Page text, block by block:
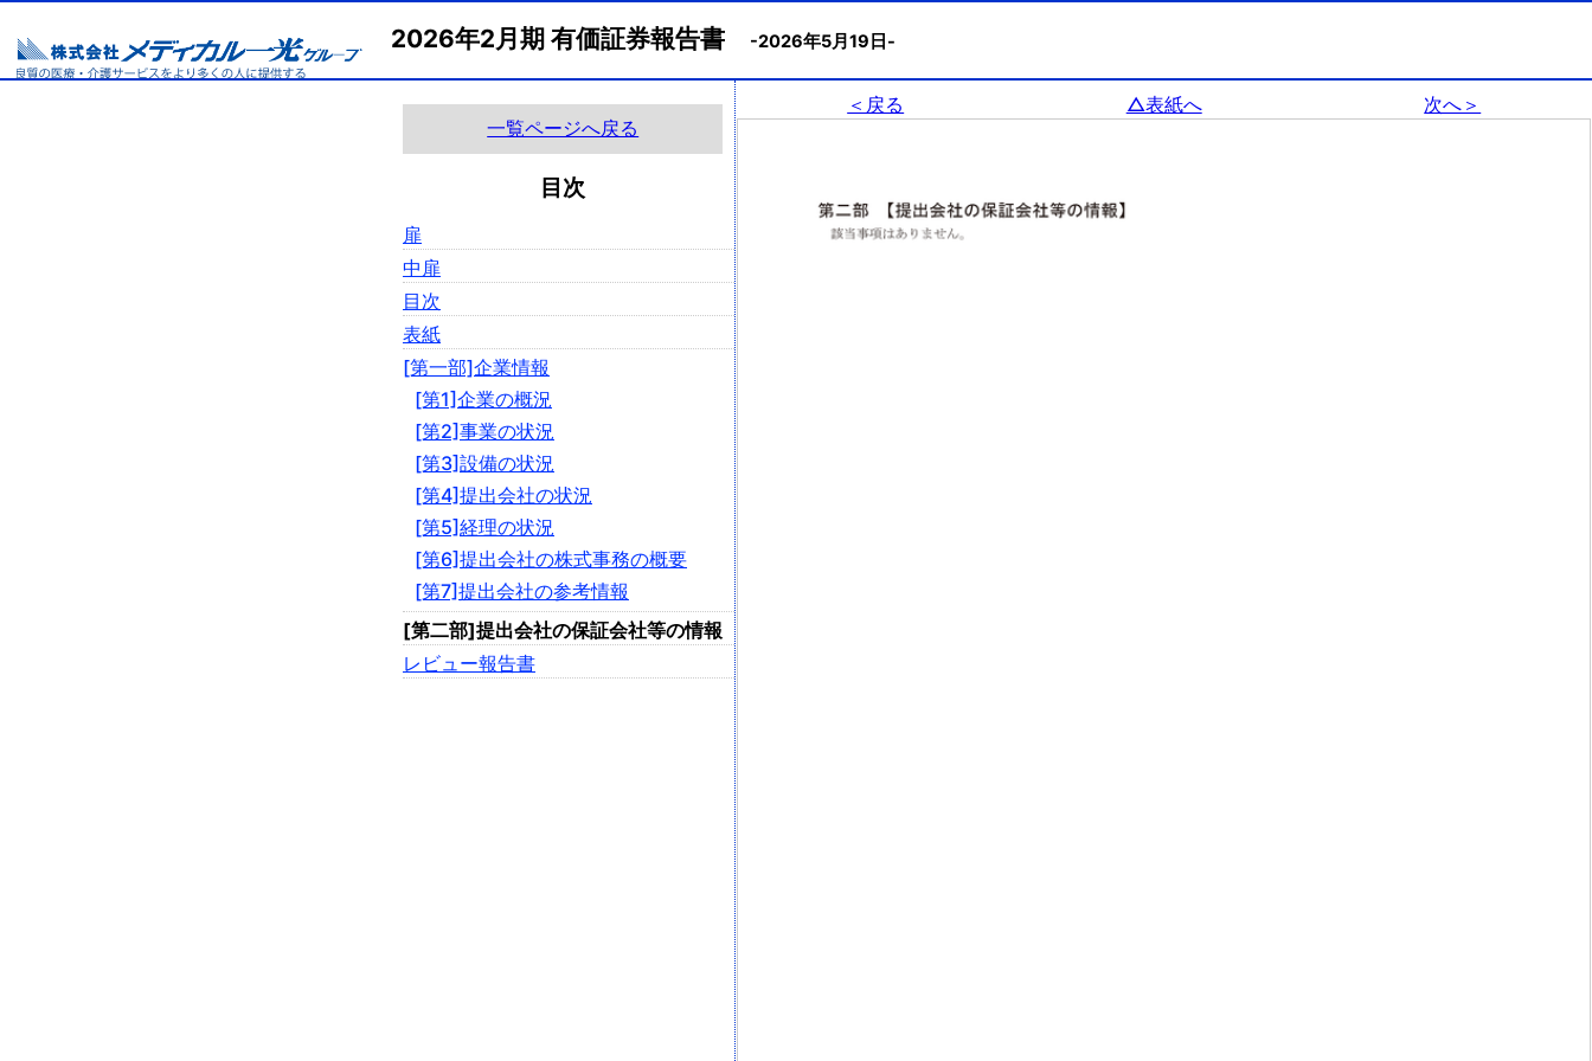
2026年2月期 有価証券報告書 -2026年5月19日-
一覧ページへ戻る
目次
扉
中扉
目次
表紙
[第一部]企業情報
[第1]企業の概況
[第2]事業の状況
[第3]設備の状況
[第4]提出会社の状況
[第5]経理の状況
[第6]提出会社の株式事務の概要
[第7]提出会社の参考情報
[第二部]提出会社の保証会社等の情報
レビュー報告書
＜戻る △表紙へ 次へ＞